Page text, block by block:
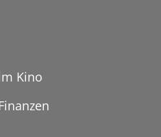
Kino